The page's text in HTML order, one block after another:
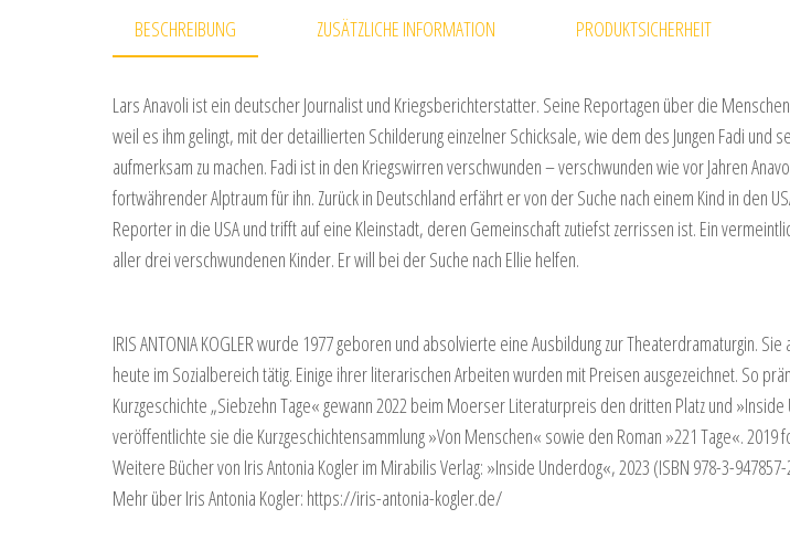
BESCHREIBUNG ZUSÄTZLICHE INFORMATION PRODUKTSICHERHEIT
Lars Anavoli ist ein deutscher Journalist und Kriegsberichterstatter. Seine Reportagen über die
weil es ihm gelingt, mit der detaillierten Schilderung einzelner Schicksale, wie dem des Jungen Fadi
aufmerksam zu machen. Fadi ist in den Kriegswirren verschwunden – verschwunden wie vor Jahren
fortwährender Alptraum für ihn. Zurück in Deutschland erfährt er von der Suche nach einem Kind in den
Reporter in die USA und trifft auf eine Kleinstadt, deren Gemeinschaft zutiefst zerrissen ist. Ein
aller drei verschwundenen Kinder. Er will bei der Suche nach Ellie helfen.
IRIS ANTONIA KOGLER wurde 1977 geboren und absolvierte eine Ausbildung zur Theaterdramaturgin.
heute im Sozialbereich tätig. Einige ihrer literarischen Arbeiten wurden mit Preisen ausgezeichnet. So
Kurzgeschichte „Siebzehn Tage« gewann 2022 beim Moerser Literaturpreis den dritten Platz und
veröffentlichte sie die Kurzgeschichtensammlung »Von Menschen« sowie den Roman »221 Tage«.
Weitere Bücher von Iris Antonia Kogler im Mirabilis Verlag: »Inside Underdog«, 2023 (ISBN 978-3-
Mehr über Iris Antonia Kogler: https://iris-antonia-kogler.de/